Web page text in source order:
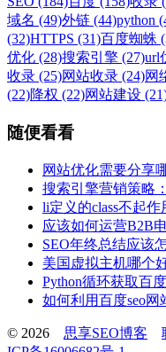
域名 (49)外链 (44)python
(32)HTTPS (31)百度蜘蛛
优化 (28)搜索引擎 (27)url
收录 (25)网站收录 (24)网
(22)降权 (22)网站建设
随便看看
网站优化需要分享
搜索引擎营销策略
li定义的class不起
应该如何运营B2B
SEO年终总结应该
美国虚拟主机哪个
Python循环获取百
如何利用百度seo
© 2026 思享SEO博客